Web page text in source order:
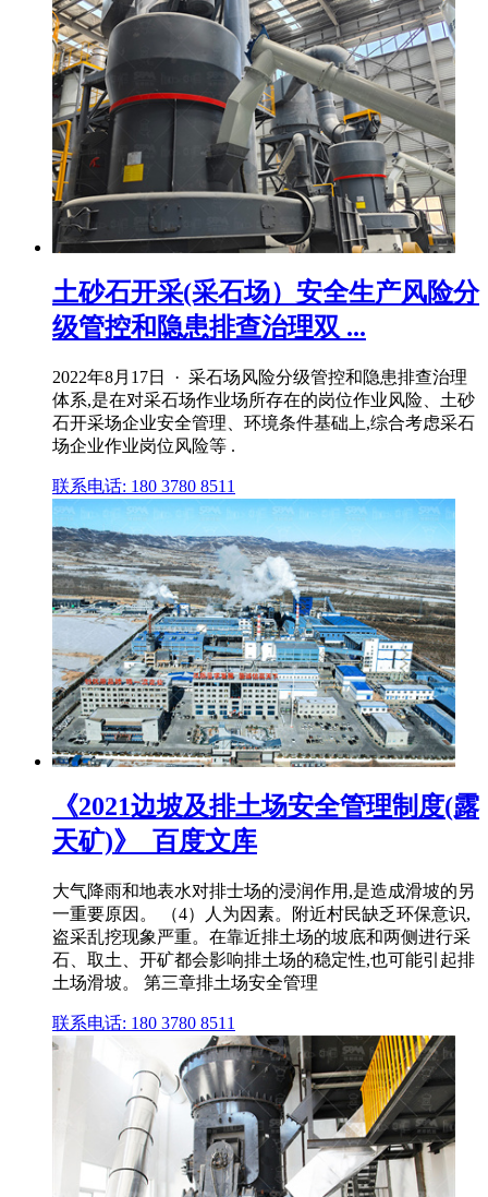
土砂石开采(采石场）安全生产风险分
级管控和隐患排查治理双 ...
2022年8月17日 · 采石场风险分级管控和隐患排查治理
体系,是在对采石场作业场所存在的岗位作业风险、土砂
石开采场企业安全管理、环境条件基础上,综合考虑采石
场企业作业岗位风险等 .
联系电话: 180 3780 8511
《2021边坡及排土场安全管理制度(露
天矿)》_百度文库
大气降雨和地表水对排士场的浸润作用,是造成滑坡的另
一重要原因。 （4）人为因素。附近村民缺乏环保意识,
盗采乱挖现象严重。在靠近排土场的坡底和两侧进行采
石、取土、开矿都会影响排土场的稳定性,也可能引起排
土场滑坡。 第三章排土场安全管理
联系电话: 180 3780 8511